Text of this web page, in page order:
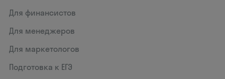
Для финансистов
Для менеджеров
Для маркетологов
Подготовка к ЕГЭ